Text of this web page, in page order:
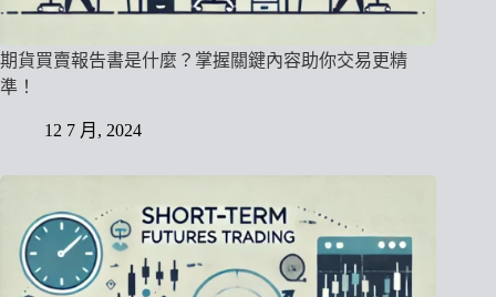
期貨買賣報告書是什麼？掌握關鍵內容助你交易更精
準！
12 7 月, 2024